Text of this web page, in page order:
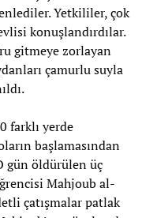
Yetkililer, çok
konuşlandırdılar.
gitmeye zorlayan
çamurlu suyla
farklı yerde
başlamasından
gün öldürülen üç
Mahjoub al-
çatışmalar patlak